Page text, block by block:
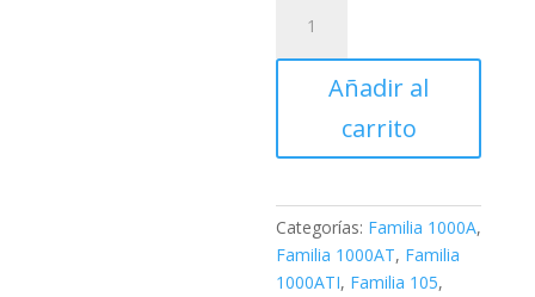
cantidad
Añadir al
carrito
Categorías: Familia 1000A,
Familia 1000AT, Familia
1000ATI, Familia 105,